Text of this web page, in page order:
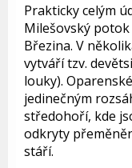
Prakticky celým
Milešovský potok
Březina. V
vytváří tzv.
louky).
jedinečným
středohoří, kde
odkryty
stáří.